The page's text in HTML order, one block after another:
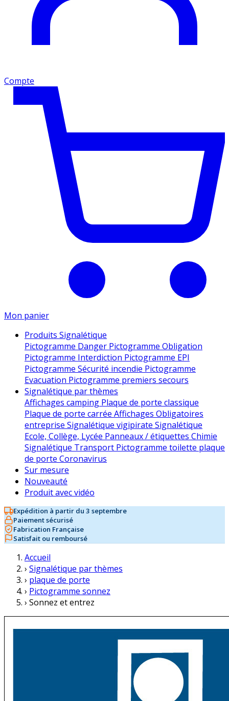
Compte
Mon panier
Produits Signalétique
Pictogramme Danger Pictogramme Obligation
Pictogramme Interdiction Pictogramme EPI
Pictogramme Sécurité incendie Pictogramme
Evacuation Pictogramme premiers secours
Signalétique par thèmes
Affichages camping Plaque de porte classique
Plaque de porte carrée Affichages Obligatoires
entreprise Signalétique vigipirate Signalétique
Ecole, Collège, Lycée Panneaux / étiquettes Chimie
Signalétique Transport Pictogramme toilette plaque
de porte Coronavirus
Sur mesure
Nouveauté
Produit avec vidéo
Expédition à partir du 3 septembre
Paiement sécurisé
Fabrication Française
Satisfait ou remboursé
Accueil
› Signalétique par thèmes
› plaque de porte
› Pictogramme sonnez
› Sonnez et entrez